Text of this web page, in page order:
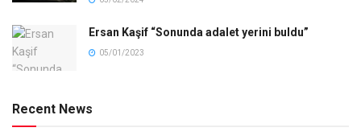
Ersan Kaşif “Sonunda adalet yerini buldu”
05/01/2023
Recent News